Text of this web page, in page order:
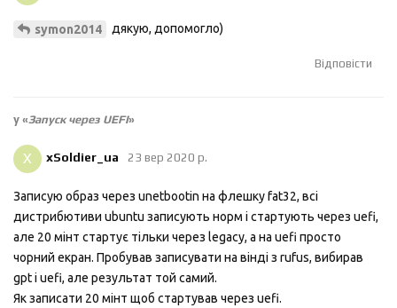
symon2014 дякую, допомогло)
Відповісти
у «Запуск через UEFI»
X xSoldier_ua 23 вер 2020 р.
Записую образ через unetbootin на флешку fat32, всі
дистрибютиви ubuntu записують норм і стартують через uefi,
але 20 мінт стартує тільки через legacy, а на uefi просто
чорний екран. Пробував записувати на вінді з rufus, вибирав
gpt і uefi, але результат той самий.
Як записати 20 мінт щоб стартував через uefi.